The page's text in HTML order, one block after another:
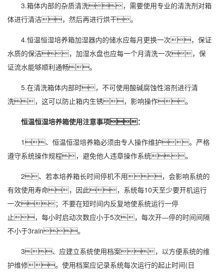
3.箱体内部的杂质清洗，需要使用专业的清洗剂对箱
体进行清洁，然后再进行烘干。
4.恒温恒湿培养箱加湿器内的储水应每月更换一次，保证
水质的保洁，加湿水盘也应每一个月清洗一次，保
证流水能够顺利通畅。
5.在清洗箱体内部时，不可使用酸碱腐蚀性溶剂进行清
洗，这可以防止箱内生锈，影响操作。
恒温恒湿培养箱使用注意事项：
1、恒温恒湿培养箱必须由专人操作维护。严格
遵守系统操作规程，避免他人违章操作系统。
2、若本培养箱长时间停机不用，会影响系统的
有效使用寿命，因此，系统每10天至少要开机运行
一次；不要在短时间内反复地使系统运行一停
止，每小时启动次数应小于5次，每次开—停的时间间隔
不小于3rain。
3、应建立系统使用档案，以方便系统的维
护维修。使用档案应记录系统每次运行的起止时间(日